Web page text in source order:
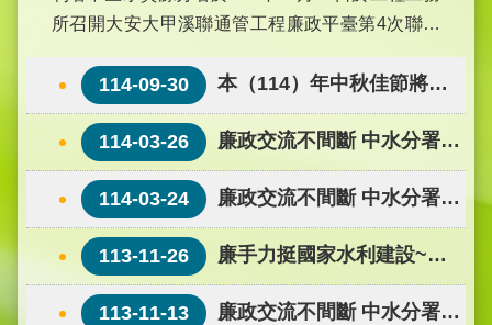
所召開大安大甲溪聯通管工程廉政平臺第4次聯繫
會議，法務部廉政署、臺中地檢署、苗栗地檢署、
勞動部職業安全衛生署、經濟部政風處、臺中市調
查處、苗栗縣調查站及經濟部水利署等30餘人共同
與會，運用跨域整合的力量，廉 ...更多
114-09-30
本（114）年中秋佳節將
屆，期間請同仁恪遵「公務員廉政倫理規
範」，以提升政府之清廉形象。
114-03-26
廉政交流不間斷 中水分署拜
會苗栗地檢署檢察長
114-03-24
廉政交流不間斷 中水分署拜
會苗栗地檢署檢察長
113-11-26
廉手力挺國家水利建設~中
水分署召開大安大甲溪聯通管工程廉政平臺
113-11-13
廉政交流不間斷 中水分署拜